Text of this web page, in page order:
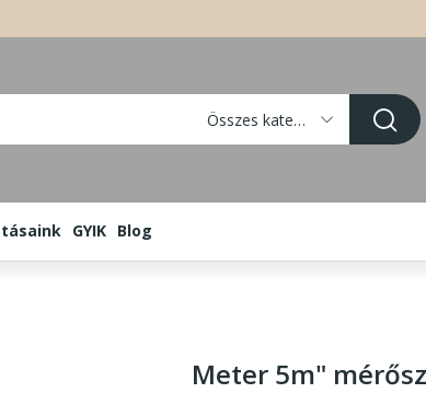
Összes kategória
GYIK Blog
Meter 5m"